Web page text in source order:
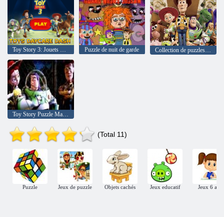
Toy Story 3: Jouets Garderie Dash Puzzle de nuit de garde Collection de puzzles Toy Story
Toy Story Puzzle Mania
(Total 11)
Puzzle Jeux de puzzle Objets cachés Jeux educatif Jeux 6 ans